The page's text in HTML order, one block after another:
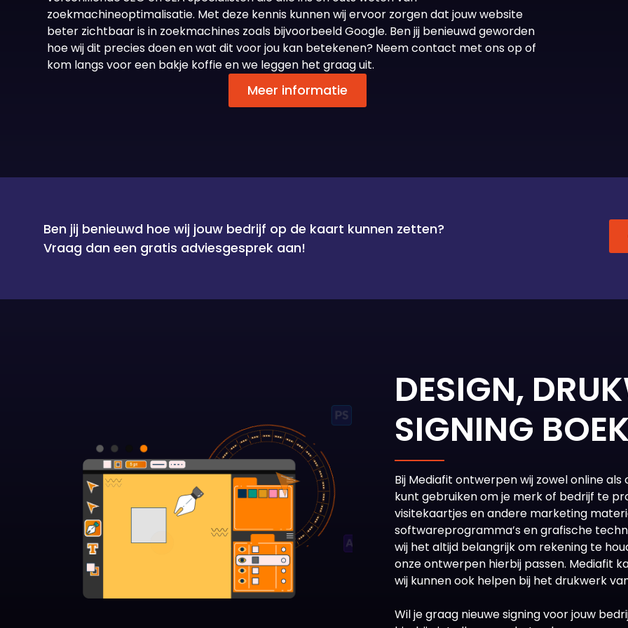
zoekmachineoptimalisatie. Met deze kennis kunnen wij ervoor zorgen dat jouw website
beter zichtbaar is in zoekmachines zoals bijvoorbeeld Google. Ben jij benieuwd geworden
hoe wij dit precies doen en wat dit voor jou kan betekenen? Neem contact met ons op of
kom langs voor een bakje koffie en we leggen het graag uit.
Meer informatie
Ben jij benieuwd hoe wij jouw bedrijf op de kaart kunnen zetten?
Vraag dan een gratis adviesgesprek aan!
DESIGN,
SIGNING
Bij Mediafit ontwerpen wij zowel online
kunt gebruiken om je merk of bedrijf te
visitekaartjes en andere marketing
softwareprogramma’s en grafische
wij het altijd belangrijk om rekening te
onze ontwerpen hierbij passen. Mediafit
wij kunnen ook helpen bij het drukwerk
Wil je graag nieuwe signing voor jouw